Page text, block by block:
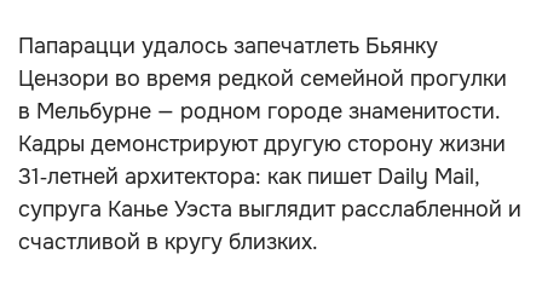
Папарацци удалось запечатлеть Бьянку
Цензори во время редкой семейной прогулки
в Мельбурне — родном городе знаменитости.
Кадры демонстрируют другую сторону жизни
31‑летней архитектора: как пишет Daily Mail,
супруга Канье Уэста выглядит расслабленной и
счастливой в кругу близких.